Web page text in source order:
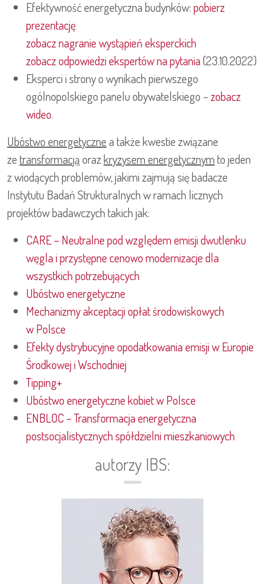
Efektywność energetyczna budynków:pobierz
prezentację
zobacz nagranie wystąpień eksperckich
zobacz odpowiedzi ekspertów na pytania(23.10.2022)
Eksperci i strony o wynikach pierwszego
ogólnopolskiego panelu obywatelskiego –zobacz
wideo.
Ubóstwo energetycznea także kwestie związane
zetransformacjąorazkryzysem energetycznymto jeden
z wiodących problemów, jakimi zajmują się badacze
Instytutu Badań Strukturalnych w ramach licznych
projektów badawczych takich jak:
CARE – Neutralne pod względem emisji dwutlenku
węgla i przystępne cenowo modernizacje dla
wszystkich potrzebujących
Ubóstwo energetyczne
Mechanizmy akceptacji opłat środowiskowych
w Polsce
Efekty dystrybucyjne opodatkowania emisji w Europie
Środkowej i Wschodniej
Tipping+
Ubóstwo energetyczne kobiet w Polsce
ENBLOC – Transformacja energetyczna
postsocjalistycznych spółdzielni mieszkaniowych
autorzy IBS: